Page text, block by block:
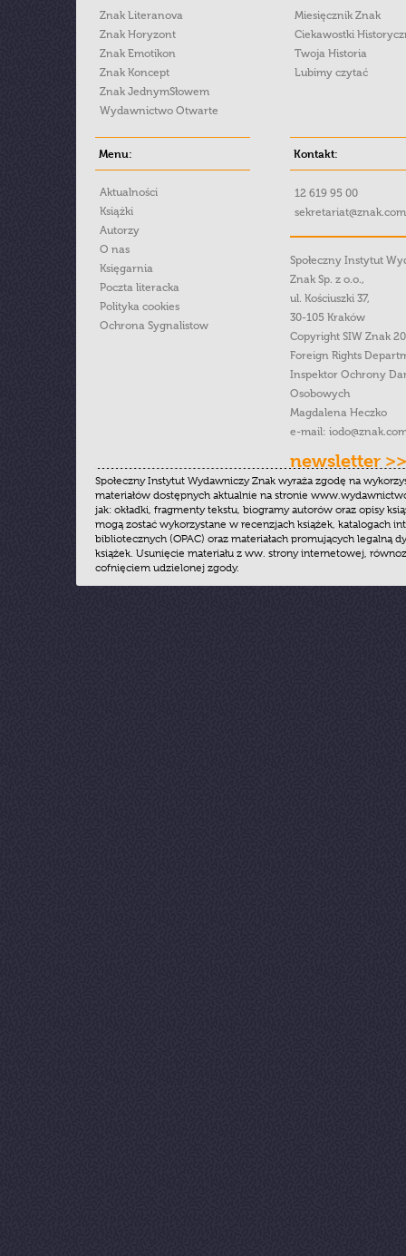
Znak Literanova
Znak Horyzont
Znak Emotikon
Znak Koncept
Znak JednymSłowem
Wydawnictwo Otwarte
Miesięcznik Znak
Ciekawostki
Twoja Historia
Lubimy czytać
Menu:
Aktualności
Książki
Autorzy
O nas
Księgarnia
Poczta literacka
Polityka cookies
Ochrona Sygnalistow
Kontakt:
12 619 95 00
Społeczny Instytut
Znak Sp. z o.o.,
ul. Kościuszki 37,
30-105 Kraków
Copyright SIW Znak
Foreign Rights
Inspektor Ochrony
Osobowych
Magdalena Heczko
e-mail:
newsletter >>
Społeczny Instytut Wydawniczy Znak wyraża zgodę na
materiałów dostępnych aktualnie na stronie
jak: okładki, fragmenty tekstu, biogramy autorów oraz opisy
mogą zostać wykorzystane w recenzjach książek, katalogach
bibliotecznych (OPAC) oraz materiałach promujących legalną
książek. Usunięcie materiału z ww. strony internetowej,
cofnięciem udzielonej zgody.